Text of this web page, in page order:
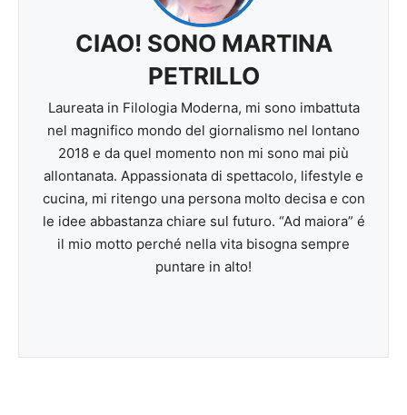
CIAO! SONO MARTINA
PETRILLO
Laureata in Filologia Moderna, mi sono imbattuta
nel magnifico mondo del giornalismo nel lontano
2018 e da quel momento non mi sono mai più
allontanata. Appassionata di spettacolo, lifestyle e
cucina, mi ritengo una persona molto decisa e con
le idee abbastanza chiare sul futuro. “Ad maiora” é
il mio motto perché nella vita bisogna sempre
puntare in alto!